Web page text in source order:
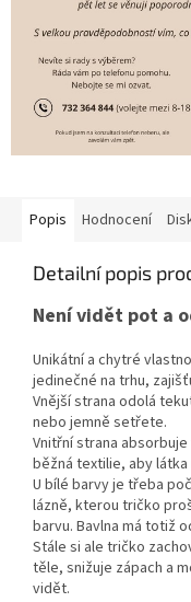
Popis Hodnocení
Detailní popis
Není vidět pot a
Unikátní a chytré
jedinečné na trhu,
Vnější strana odolá
nebo jemně setřete.
Vnitřní strana
běžná textilie, aby
U bílé barvy je třeba
lázně, kterou tričko
barvu. Bavlna má totiž
Stále si ale tričko
těle, snižuje zápach a
vidět.